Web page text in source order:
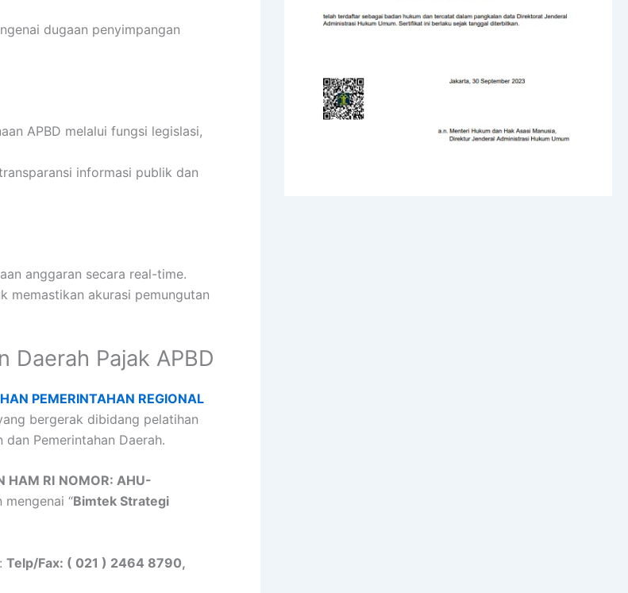
dugaan penyimpangan
APBD melalui fungsi legislasi,
informasi publik dan
anggaran secara real-time.
memastikan akurasi pemungutan
Daerah Pajak APBD
PEMERINTAHAN REGIONAL
bergerak dibidang pelatihan
Pemerintahan Daerah.
HAM RI NOMOR: AHU-
“Bimtek Strategi
Telp/Fax: ( 021 ) 2464 8790,